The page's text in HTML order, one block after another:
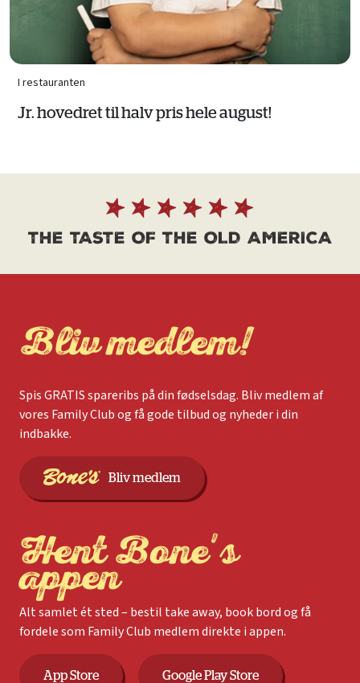
I restauranten
Jr. hovedret til halv pris hele august!
THE TASTE OF THE OLD AMERICA
Bliv medlem!
Spis GRATIS spareribs på din fødselsdag. Bliv medlem af
vores Family Club og få gode tilbud og nyheder i din
indbakke.
Bliv medlem
Hent Bone's
appen
Alt samlet ét sted – bestil take away, book bord og få
fordele som Family Club medlem direkte i appen.
App Store Google Play Store